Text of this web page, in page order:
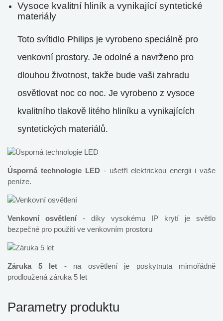
Vysoce kvalitní hliník a vynikající syntetické
materiály
Toto svítidlo Philips je vyrobeno speciálně pro
venkovní prostory. Je odolné a navrženo pro
dlouhou životnost, takže bude vaši zahradu
osvětlovat noc co noc. Je vyrobeno z vysoce
kvalitního tlakově litého hliníku a vynikajících
syntetických materiálů.
Úsporná technologie LED- ušetří elektrickou energii i vaše
peníze.
Venkovní osvětlení- díky vysokému IP krytí je světlo
bezpečné pro použití ve venkovním prostoru
Záruka 5 let - na osvětlení je poskytnuta mimořádně
prodloužená záruka 5 let
Parametry produktu